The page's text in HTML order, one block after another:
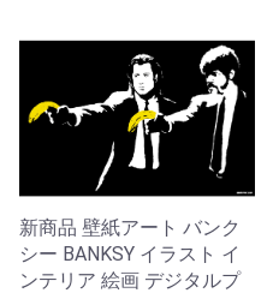
新商品 壁紙アート バンク
シー BANKSY イラスト イ
ンテリア 絵画 デジタルプ